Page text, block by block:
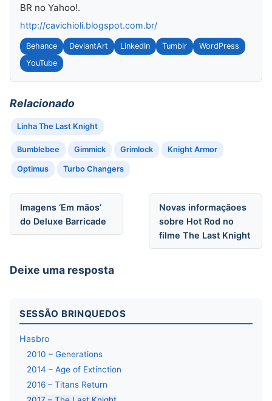
BR no Yahoo!.
http://cavichioli.blogspot.com.br/
Behance DeviantArt LinkedIn Tumblr
WordPress
YouTube
Relacionado
Linha The Last Knight
Bumblebee Gimmick Grimlock Knight Armor
Optimus Turbo Changers
Navegação de Post
Imagens ‘Em mãos’
do Deluxe Barricade
Novas informaçãoes
sobre Hot Rod no
filme The Last Knight
Deixe uma resposta
SESSÃO BRINQUEDOS
Hasbro
2010 – Generations
2014 – Age of Extinction
2016 – Titans Return